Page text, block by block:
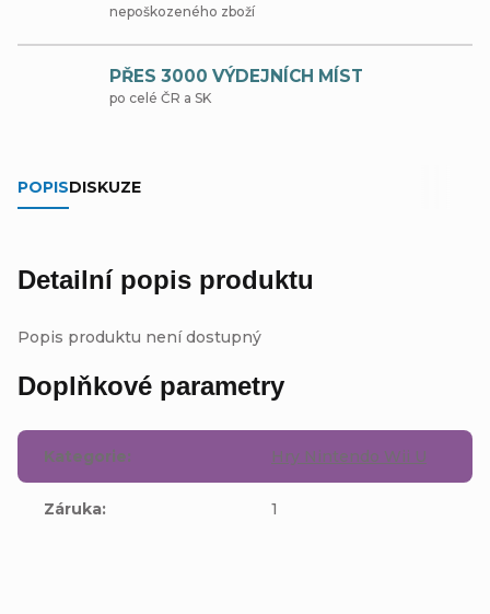
nepoškozeného zboží
PŘES 3000 VÝDEJNÍCH MÍST
po celé ČR a SK
POPISDISKUZE
Detailní popis produktu
Popis produktu není dostupný
Doplňkové parametry
Kategorie: Hry Nintendo Wii U
Záruka: 1